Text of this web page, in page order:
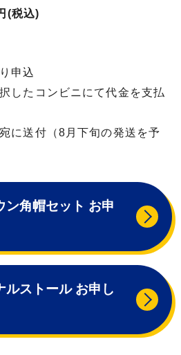
(税込)
申込
したコンビニにて代金を支払
に送付（8月下旬の発送を予
ン角帽セット お申
ルストール お申し